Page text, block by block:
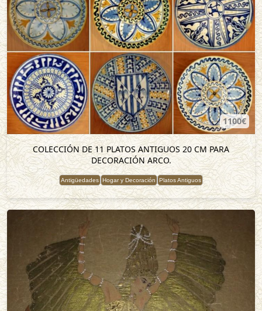
1100€
COLECCIÓN DE 11 PLATOS ANTIGUOS 20 CM PARA
DECORACIÓN ARCO.
Antigüedades Hogar y Decoración Platos Antiguos